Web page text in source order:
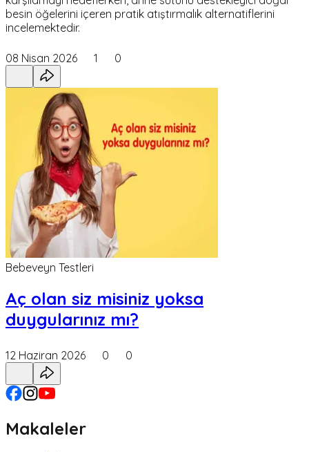
besin öğelerini içeren pratik atıştırmalık alternatiflerini
incelemektedir.
08 Nisan 2026 1 0
Bebeveyn Testleri
Aç olan siz misiniz yoksa
duygularınız mı?
12 Haziran 2026 0 0
Makaleler